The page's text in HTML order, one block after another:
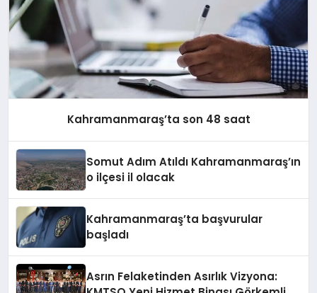
Kahramanmaraş’ta son 48 saat
Somut Adım Atıldı Kahramanmaraş’ın
o ilçesi il olacak
Kahramanmaraş’ta başvurular
başladı
Asrın Felaketinden Asırlık Vizyona: